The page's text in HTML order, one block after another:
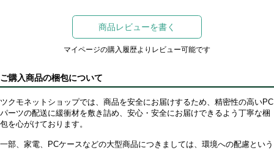
商品レビューを書く
マイページの購入履歴よりレビュー可能です
ご購入商品の梱包について
ツクモネットショップでは、商品を安全にお届けするため、精密性の高いPC
パーツの配送に緩衝材を敷き詰め、安心・安全にお届けできるよう丁寧な梱
包を心がけております。
一部、家電、PCケースなどの大型商品につきましては、環境への配慮という